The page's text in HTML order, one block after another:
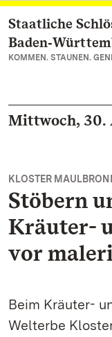
Zum
Staatliche
KOMMEN. STAUNEN.
Mittwoch, 30.
KLOSTER
Stöbern
Kräuter-
vor
Beim Kräuter-
Welterbe